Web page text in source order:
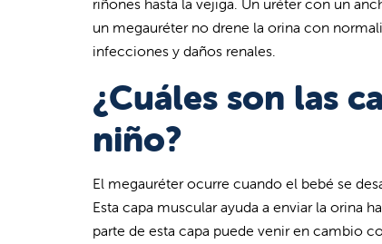
riñones hasta la vejiga. Un uréter con un
un megauréter no drene la orina con
infecciones y daños renales.
¿Cuáles son las
niño?
El megauréter ocurre cuando el bebé se
Esta capa muscular ayuda a enviar la orina
parte de esta capa puede venir en cambio